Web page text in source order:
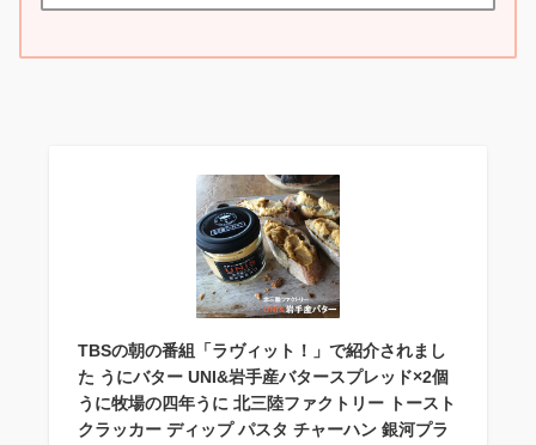
TBSの朝の番組「ラヴィット！」で紹介されまし
た うにバター UNI&岩手産バタースプレッド×2個
うに牧場の四年うに 北三陸ファクトリー トースト
クラッカー ディップ パスタ チャーハン 銀河プラ